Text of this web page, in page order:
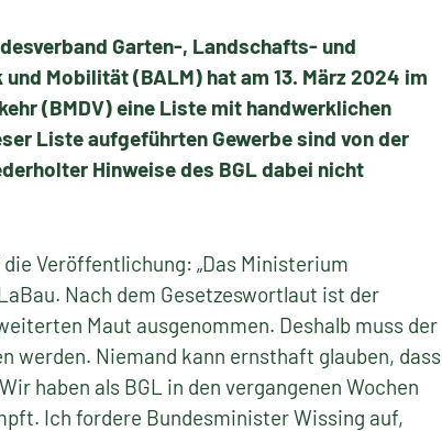
Garten-, Landschafts- und
Mobilität (BALM) hat am 13. März 2024 im
(BMDV) eine Liste mit handwerklichen
Liste aufgeführten Gewerbe sind von der
Hinweise des BGL dabei nicht
Veröffentlichung: „Das Ministerium
Nach dem Gesetzeswortlaut ist der
Maut ausgenommen. Deshalb muss der
werden. Niemand kann ernsthaft glauben, dass
haben als BGL in den vergangenen Wochen
Ich fordere Bundesminister Wissing auf,